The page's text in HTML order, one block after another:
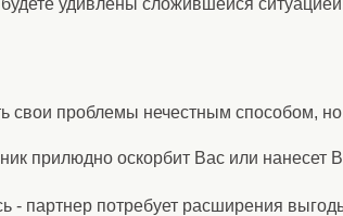
свои проблемы нечестным способом, но
прилюдно оскорбит Вас или нанесет
- партнер потребует расширения